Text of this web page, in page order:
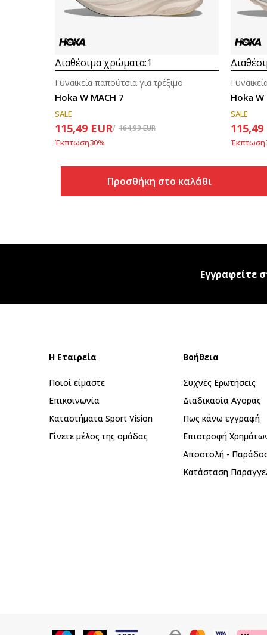
Διαθέσιμα χρώματα:1
Hoka W MACH 7
Γυναικεία παπούτσια για τρέξιμο
SALE
115,49 EUR 164,99EUR
Έκπτωση30%
Προσθήκη στο καλάθι
Hoka W
SALE
115,49
Έκπτωση
Εγγραφείτε
Η Εταιρεία
Ποιοί είμαστε
Επικοινωνία
Καταστήματα Sport Vision
Γίνετε μέλος της ομάδας
Βοήθεια
Συχνές Ερωτήσεις
Διαδικασία Αγοράς
Πως κάνω εγγραφή
Επιστροφή
Αποστολή -
Κατάσταση